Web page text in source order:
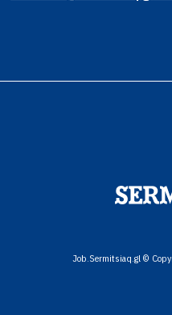
Job.Sermitsiaq.gl ©